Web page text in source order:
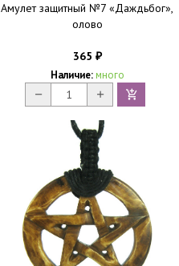
Амулет защитный №7 «Даждьбог»,
олово
365 ₽
Наличие: много